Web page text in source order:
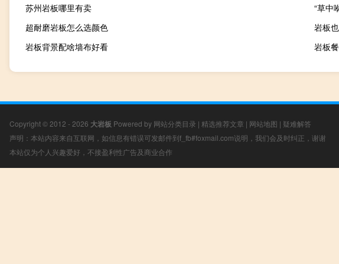
苏州岩板哪里有卖
“草中
超耐磨岩板怎么选颜色
岩板
岩板背景配啥墙布好看
岩板
Copyright © 2012 - 2026 大岩板 Powered by 网站分类目录 | 精选推荐文章 | 网站地图 | 疑难解答
声明：本站内容来自互联网，如信息有错误可发邮件到f_fb#foxmail.com说明，我们会及时纠正，谢谢
本站仅为个人兴趣爱好，不接盈利性广告及商业合作